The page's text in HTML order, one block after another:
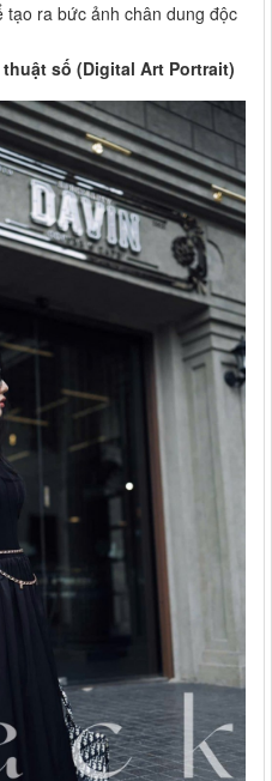
tạo ra bức ảnh chân dung độc
số (Digital Art Portrait)